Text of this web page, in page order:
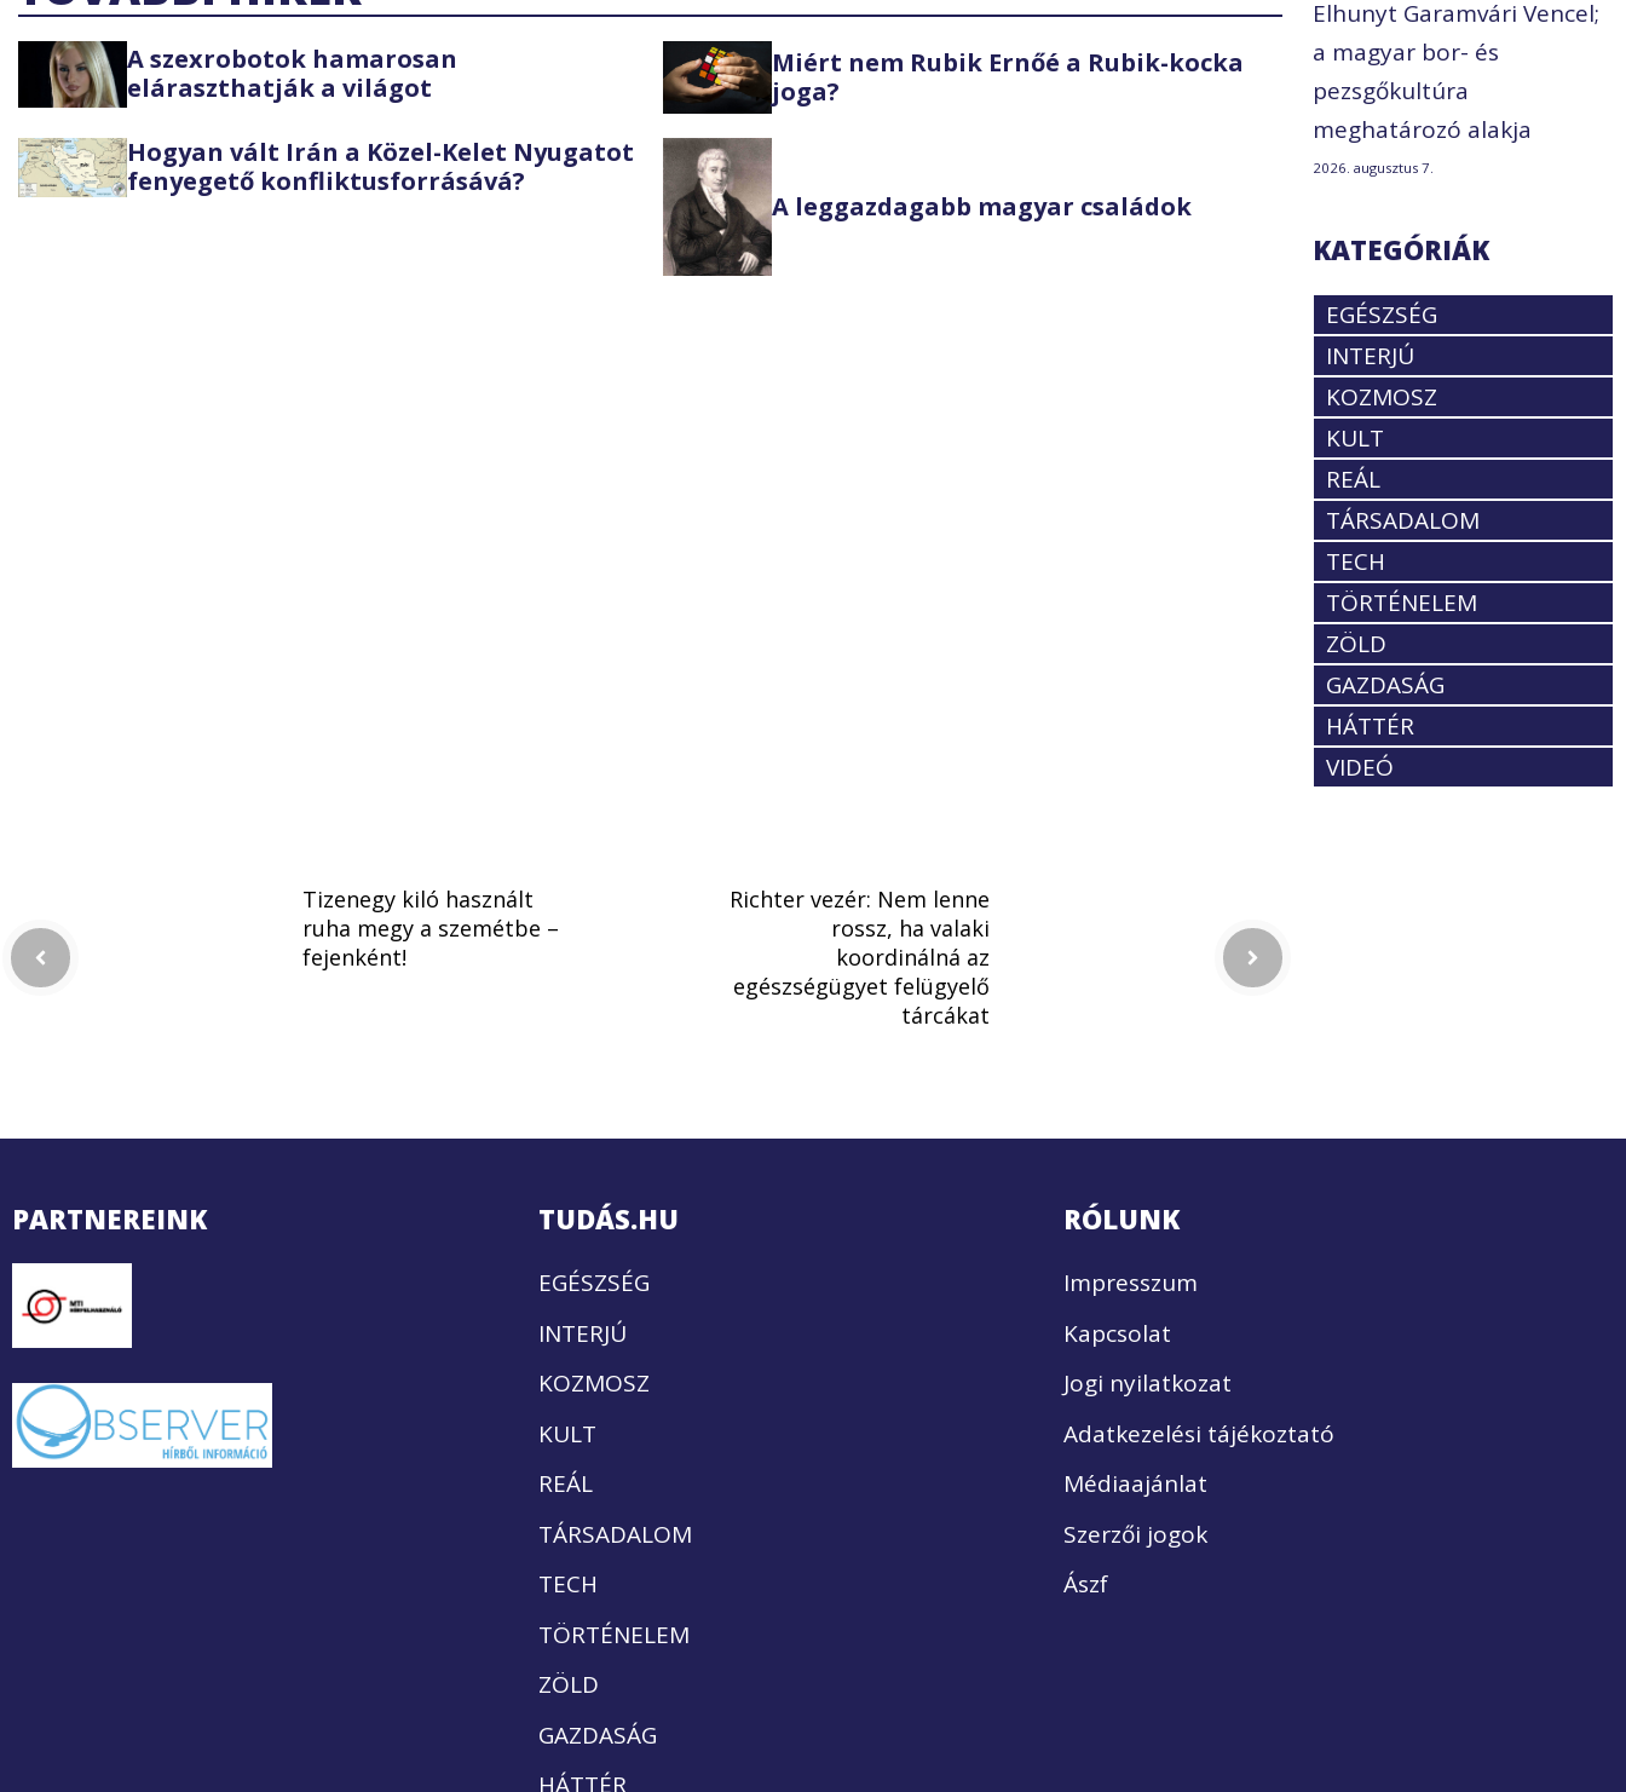
A szexrobotok hamarosan
eláraszthatják a világot
Miért nem Rubik Ernőé a Rubik-kocka
joga?
Hogyan vált Irán a Közel-Kelet Nyugatot
fenyegető konfliktusforrásává?
A leggazdagabb magyar családok
Elhunyt Garamvári Vencel;
a magyar bor- és
pezsgőkultúra
meghatározó alakja
2026. augusztus 7.
KATEGÓRIÁK
EGÉSZSÉG
INTERJÚ
KOZMOSZ
KULT
REÁL
TÁRSADALOM
TECH
TÖRTÉNELEM
ZÖLD
GAZDASÁG
HÁTTÉR
VIDEÓ
Tizenegy kiló használt
ruha megy a szemétbe –
fejenként!
Richter vezér: Nem lenne
rossz, ha valaki
koordinálná az
egészségügyet felügyelő
tárcákat
PARTNEREINK TUDÁS.HU
EGÉSZSÉG
INTERJÚ
KOZMOSZ
KULT
REÁL
TÁRSADALOM
TECH
TÖRTÉNELEM
ZÖLD
GAZDASÁG
HÁTTÉR
RÓLUNK
Impresszum
Kapcsolat
Jogi nyilatkozat
Adatkezelési tájékoztató
Médiaajánlat
Szerzői jogok
Ászf